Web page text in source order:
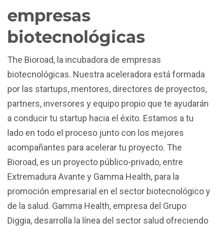
empresas
biotecnológicas
The Bioroad, la incubadora de empresas
biotecnológicas. Nuestra aceleradora está formada
por las startups, mentores, directores de proyectos,
partners, inversores y equipo propio que te ayudarán
a conducir tu startup hacia el éxito. Estamos a tu
lado en todo el proceso junto con los mejores
acompañantes para acelerar tu proyecto. The
Bioroad, es un proyecto público-privado, entre
Extremadura Avante y Gamma Health, para la
promoción empresarial en el sector biotecnológico y
de la salud. Gamma Health, empresa del Grupo
Diggia, desarrolla la línea del sector salud ofreciendo